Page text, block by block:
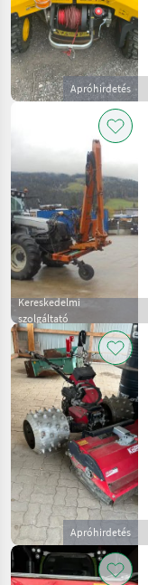
Apróhirdetés
Kereskedelmi
szolgáltató
Apróhirdetés